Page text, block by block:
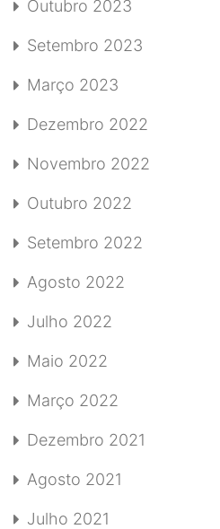
Outubro 2023
Setembro 2023
Março 2023
Dezembro 2022
Novembro 2022
Outubro 2022
Setembro 2022
Agosto 2022
Julho 2022
Maio 2022
Março 2022
Dezembro 2021
Agosto 2021
Julho 2021